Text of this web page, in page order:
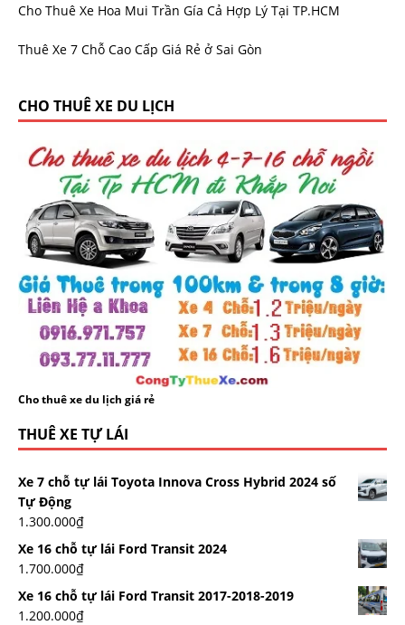
Cho Thuê Xe Hoa Mui Trần Gía Cả Hợp Lý Tại TP.HCM
Thuê Xe 7 Chỗ Cao Cấp Giá Rẻ ở Sai Gòn
CHO THUÊ XE DU LỊCH
Cho thuê xe du lịch giá rẻ
THUÊ XE TỰ LÁI
Xe 7 chỗ tự lái Toyota Innova Cross Hybrid 2024 số
Tự Động
1.300.000₫
Xe 16 chỗ tự lái Ford Transit 2024
1.700.000₫
Xe 16 chỗ tự lái Ford Transit 2017-2018-2019
1.200.000₫